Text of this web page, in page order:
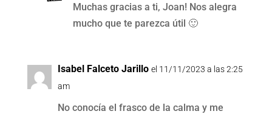
Muchas gracias a ti, Joan! Nos alegra
mucho que te parezca útil 🙂
Isabel Falceto Jarillo el 11/11/2023 a las 2:25
am
No conocía el frasco de la calma y me